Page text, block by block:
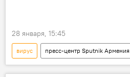
28 января, 15:45
вирус
пресс-центр Sputnik Армения
Пресс-центр
здоровье